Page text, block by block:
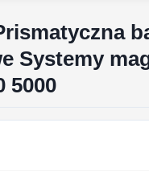
Systemy
5000